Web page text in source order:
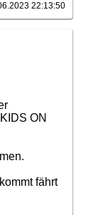
22:13:50
ON
fährt